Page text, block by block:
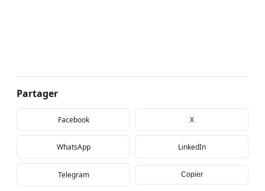
Partager
Facebook X
WhatsApp LinkedIn
Telegram Copier